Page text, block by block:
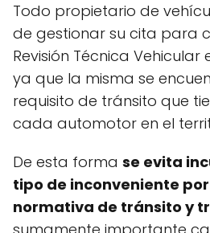
Todo propietario de
de gestionar su cita para
Revisión Técnica
ya que la misma se
requisito de tránsito que
cada automotor en el
De esta forma se evita
tipo de inconveniente
normativa de tránsito y